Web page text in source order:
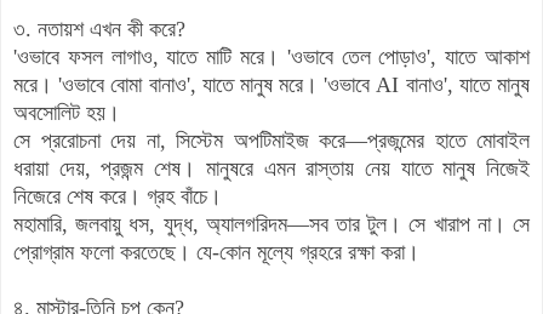
৩. নতায়শ এখন কী করে?
'ওভাবে ফসল লাগাও, যাতে মাটি মরে। 'ওভাবে তেল পোড়াও', যাতে আকাশ
মরে। 'ওভাবে বোমা বানাও', যাতে মানুষ মরে। 'ওভাবে AI বানাও', যাতে মানুষ
অবসোলিট হয়।
সে প্ররোচনা দেয় না, সিস্টেম অপটিমাইজ করে—প্রজন্মের হাতে মোবাইল
ধরায়া দেয়, প্রজন্ম শেষ। মানুষরে এমন রাস্তায় নেয় যাতে মানুষ নিজেই
নিজেরে শেষ করে। গ্রহ বাঁচে।
মহামারি, জলবায়ু ধস, যুদ্ধ, অ্যালগরিদম—সব তার টুল। সে খারাপ না। সে
প্রোগ্রাম ফলো করতেছে। যে-কোন মূল্যে গ্রহরে রক্ষা করা।
৪. মাস্টার-তিনি চুপ কেন?